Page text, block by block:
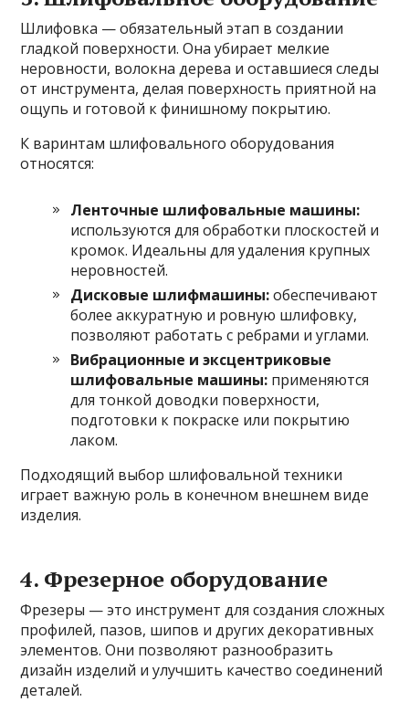
Шлифовка — обязательный этап в создании
гладкой поверхности. Она убирает мелкие
неровности, волокна дерева и оставшиеся следы
от инструмента, делая поверхность приятной на
ощупь и готовой к финишному покрытию.
К варинтам шлифовального оборудования
относятся:
Ленточные шлифовальные машины:
используются для обработки плоскостей и
кромок. Идеальны для удаления крупных
неровностей.
Дисковые шлифмашины:обеспечивают
более аккуратную и ровную шлифовку,
позволяют работать с ребрами и углами.
Вибрационные и эксцентриковые
шлифовальные машины: применяются
для тонкой доводки поверхности,
подготовки к покраске или покрытию
лаком.
Подходящий выбор шлифовальной техники
играет важную роль в конечном внешнем виде
изделия.
4. Фрезерное оборудование
Фрезеры — это инструмент для создания сложных
профилей, пазов, шипов и других декоративных
элементов. Они позволяют разнообразить
дизайн изделий и улучшить качество соединений
деталей.